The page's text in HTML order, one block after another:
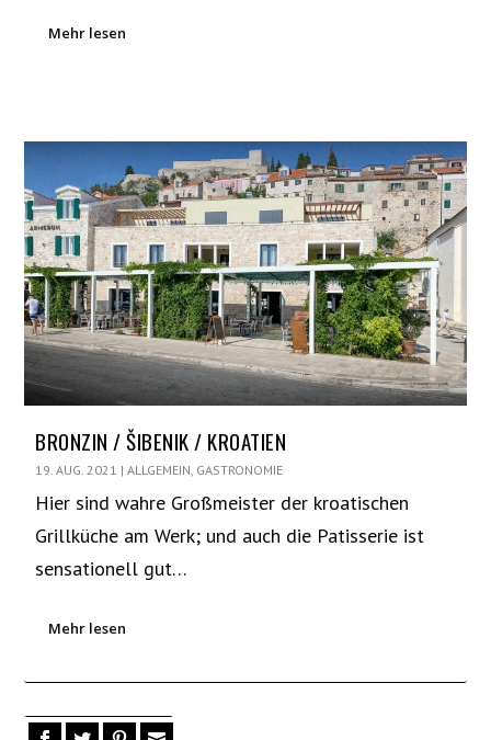
Mehr lesen
BRONZIN / ŠIBENIK / KROATIEN
19. AUG. 2021 |ALLGEMEIN, GASTRONOMIE
Hier sind wahre Großmeister der kroatischen
Grillküche am Werk; und auch die Patisserie ist
sensationell gut…
Mehr lesen